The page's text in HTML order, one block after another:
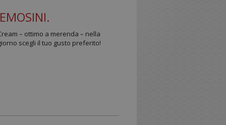
– ottimo a merenda – nella
scegli il tuo gusto preferito!